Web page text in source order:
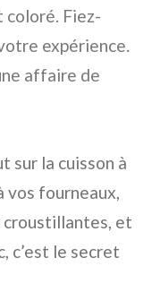
coloré. Fiez-
expérience.
affaire de
sur la cuisson à
vos fourneaux,
et
c’est le secret